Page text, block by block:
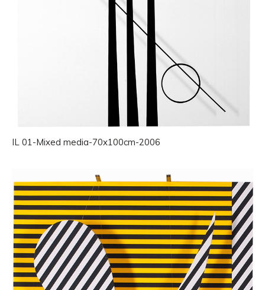
IL 01-Mixed media-70x100cm-2006